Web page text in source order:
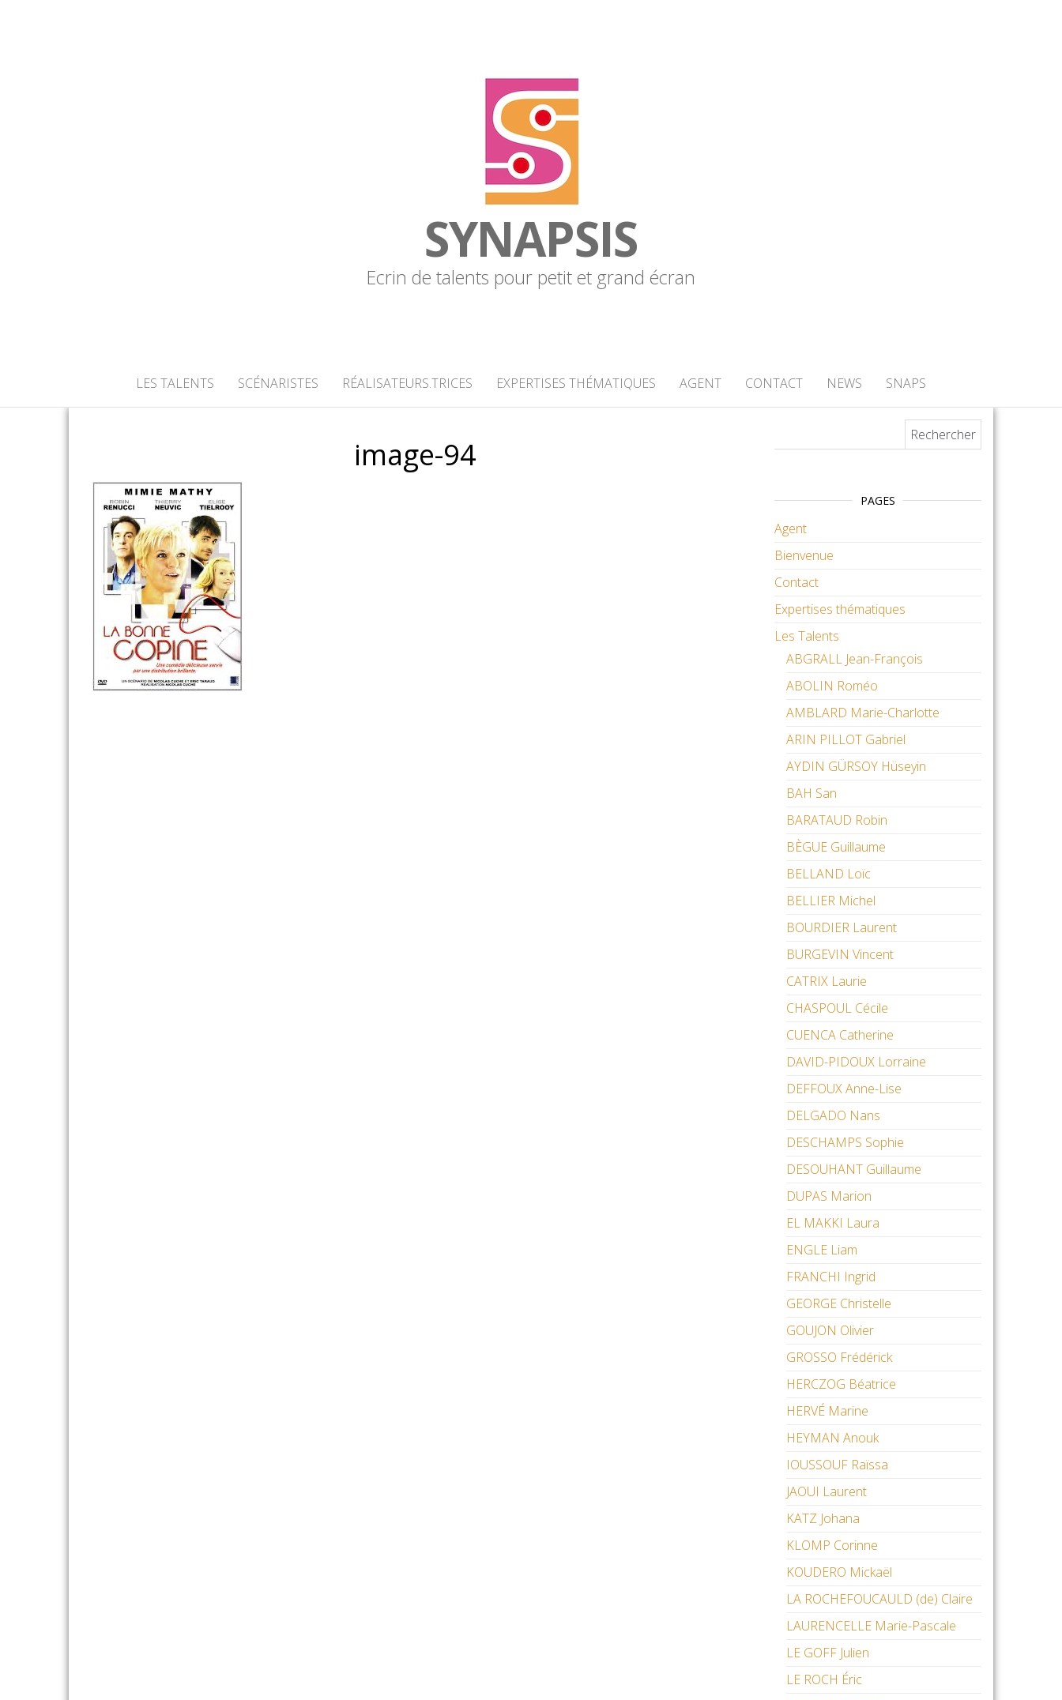
SYNAPSIS
Ecrin de talents pour petit et grand écran
LES TALENTS SCÉNARISTES RÉALISATEURS.TRICES EXPERTISES THÉMATIQUES AGENT CONTACT NEWS SNAPS
image-94
PAGES
Agent
Bienvenue
Contact
Expertises thématiques
Les Talents
ABGRALL Jean-François
ABOLIN Roméo
AMBLARD Marie-Charlotte
ARIN PILLOT Gabriel
AYDIN GÜRSOY Hüseyin
BAH San
BARATAUD Robin
BÈGUE Guillaume
BELLAND Loïc
BELLIER Michel
BOURDIER Laurent
BURGEVIN Vincent
CATRIX Laurie
CHASPOUL Cécile
CUENCA Catherine
DAVID-PIDOUX Lorraine
DEFFOUX Anne-Lise
DELGADO Nans
DESCHAMPS Sophie
DESOUHANT Guillaume
DUPAS Marion
EL MAKKI Laura
ENGLE Liam
FRANCHI Ingrid
GEORGE Christelle
GOUJON Olivier
GROSSO Frédérick
HERCZOG Béatrice
HERVÉ Marine
HEYMAN Anouk
IOUSSOUF Raïssa
JAOUI Laurent
KATZ Johana
KLOMP Corinne
KOUDERO Mickaël
LA ROCHEFOUCAULD (de) Claire
LAURENCELLE Marie-Pascale
LE GOFF Julien
LE ROCH Éric